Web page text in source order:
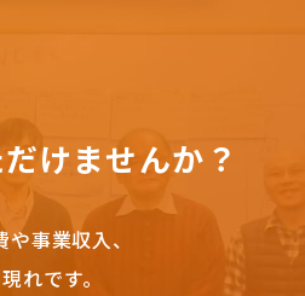
けませんか？
事業収入、
れです。